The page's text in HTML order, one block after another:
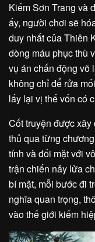
Kiếm Sơn Trang và
ấy, người chơi sẽ
duy nhất của Thiên
dòng máu phục thù
vụ án chấn động võ
không chỉ để rửa
lấy lại vị thế vốn có
Cốt truyện được
thủ qua từng
tính và đối mặt với
trận chiến nảy lửa
bí mật, mỗi bước đi
nghĩa quan trọng,
vào thế giới kiếm